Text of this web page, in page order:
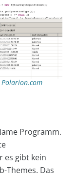
Polarion.com
Programm.
es gibt kein
Themes. Das